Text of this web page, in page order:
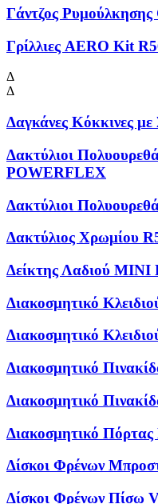
Γάντζος Ρυμούλκησης
Γρίλλιες AERO Kit
Δ
Δ
Δαγκάνες Κόκκινες
Δακτύλιοι
POWERFLEX
Δακτύλιοι
Δακτύλιος Χρωμίου
Δείκτης Λαδιού MINI
Διακοσμητικό
Διακοσμητικό
Διακοσμητικό
Διακοσμητικό
Διακοσμητικό
Δίσκοι Φρένων
Δίσκοι Φρένων Πίσω